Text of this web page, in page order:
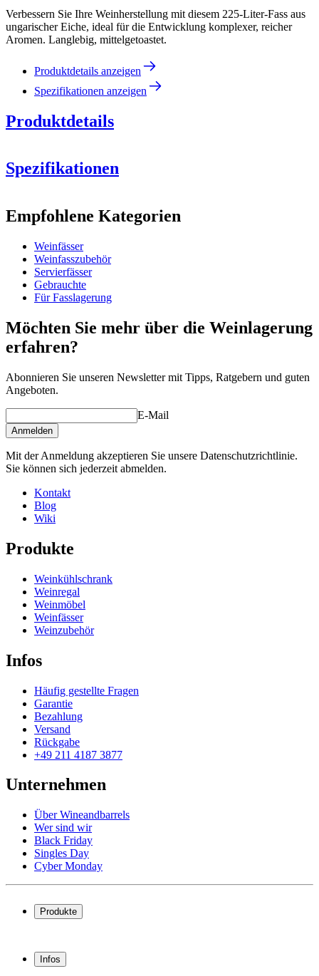
Verbessern Sie Ihre Weinherstellung mit diesem 225-Liter-Fass aus
ungarischer Eiche, ideal für die Entwicklung komplexer, reicher
Aromen. Langlebig, mittelgetoastet.
Produktdetails anzeigen
Spezifikationen anzeigen
Produktdetails
Lesen Sie mehr über die verchiedenen Röstungsvarianten
Lesen Sie mehr über Bereitstellung, Reinigung, Aufbewahrung usw.
von Weinlagerungsfässern hier
Spezifikationen
ProduktnummerWOB-HM225-H
Abmessungen (BxHxT cm)
Gewicht (kg)
Empfohlene Kategorien
Weinfässer
Weinfasszubehör
Servierfässer
Gebrauchte
Für Fasslagerung
Möchten Sie mehr über die Weinlagerung
erfahren?
Abonnieren Sie unseren Newsletter mit Tipps, Ratgebern und guten
Angeboten.
E-Mail
Anmelden
Mit der Anmeldung akzeptieren Sie unsere Datenschutzrichtlinie.
Sie können sich jederzeit abmelden.
Kontakt
Blog
Wiki
Produkte
Weinkühlschrank
Weinregal
Weinmöbel
Weinfässer
Weinzubehör
Infos
Häufig gestellte Fragen
Garantie
Bezahlung
Versand
Rückgabe
+49 211 4187 3877
Unternehmen
Über Wineandbarrels
Wer sind wir
Black Friday
Singles Day
Cyber Monday
Produkte
Weinregal
Weinmöbel
Infos